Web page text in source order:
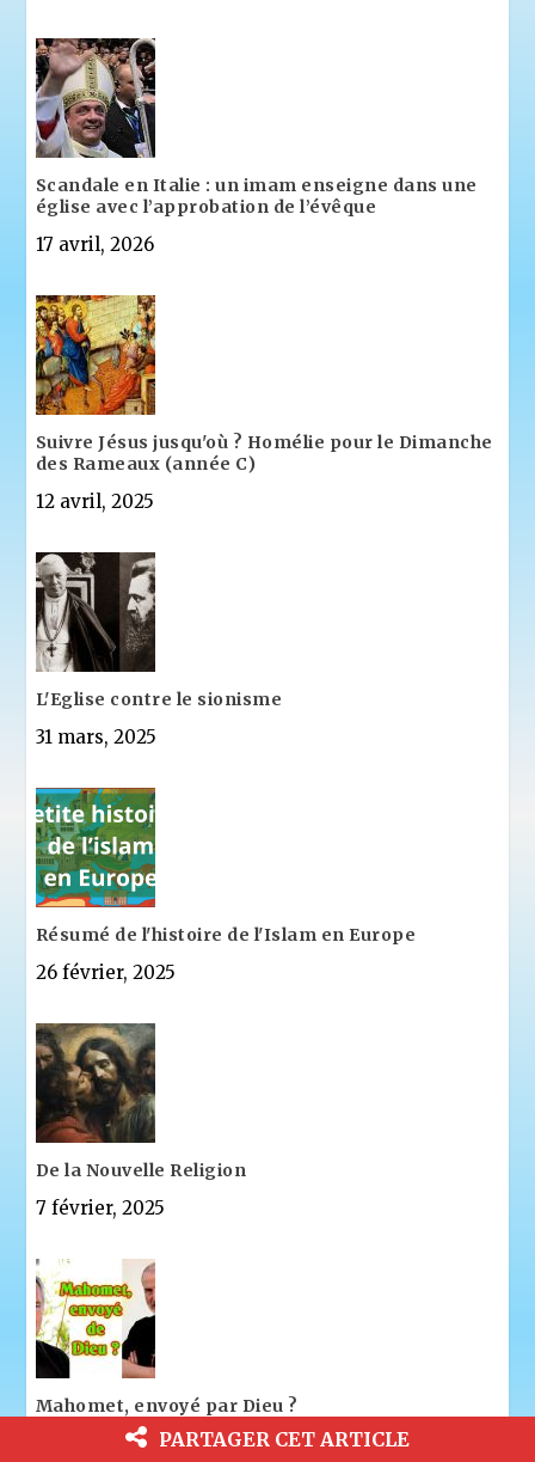
Scandale en Italie : un imam enseigne dans une
église avec l’approbation de l’évêque
17 avril, 2026
Suivre Jésus jusqu'où ? Homélie pour le Dimanche
des Rameaux (année C)
12 avril, 2025
L'Eglise contre le sionisme
31 mars, 2025
Résumé de l'histoire de l'Islam en Europe
26 février, 2025
De la Nouvelle Religion
7 février, 2025
Mahomet, envoyé par Dieu ?
2 février, 2025PARTAGER CET ARTICLE